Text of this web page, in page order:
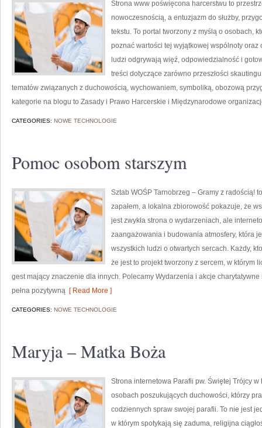
Strona www poświęcona harcerstwu to
nowoczesnością, a entuzjazm do służby,
tekstu. To portal tworzony z myślą o osobach,
poznać wartości tej wyjątkowej wspólnoty oraz
ludzi odgrywają więź, odpowiedzialność i
treści dotyczące zarówno przeszłości
tematów związanych z duchowością, wychowaniem, symboliką, obozową
kategorie na blogu to Zasady i Prawo Harcerskie i Międzynarodowe
CATEGORIES: NOWE TECHNOLOGIE
Pomoc osobom starszym
Sztab WOŚP Tarnobrzeg – Gramy z radością!
zapałem, a lokalna zbiorowość pokazuje, że
jest zwykła strona o wydarzeniach, ale
zaangażowania i budowania atmosfery, która
wszystkich ludzi o otwartych sercach. Każdy,
że jest to projekt tworzony z sercem, w którym
gest mający znaczenie dla innych. Polecamy Wydarzenia i akcje
pełna pozytywną [ Read More ]
CATEGORIES: NOWE TECHNOLOGIE
Maryja – Matka Boża
Strona internetowa Parafii pw. Świętej Trójcy
osobach poszukujących duchowości, którzy
codziennych spraw swojej parafii. To nie jest
w którym spotykają się zaduma, religijna